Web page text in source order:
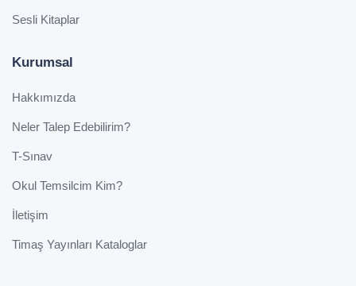
Sesli Kitaplar
Kurumsal
Hakkımızda
Neler Talep Edebilirim?
T-Sınav
Okul Temsilcim Kim?
İletişim
Timaş Yayınları Kataloglar